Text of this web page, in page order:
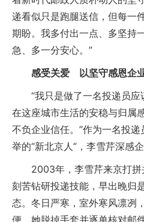
递看似只是跑腿送信，但每一
期盼。我多付出一点、多坚持
急、多一分安心。”
感受关爱 以坚守感恩企
“我只是做了一名投递员应
在这座城市生活的安稳与归属
不负企业信任。”作为一名投
举的“新北京人”，李雪芹深感
2003年，李雪芹来京打拼
刻苦钻研投递技能，早出晚归
态。冬日严寒，室外寒风凛冽
便，她脱掉手套并逐单核对邮